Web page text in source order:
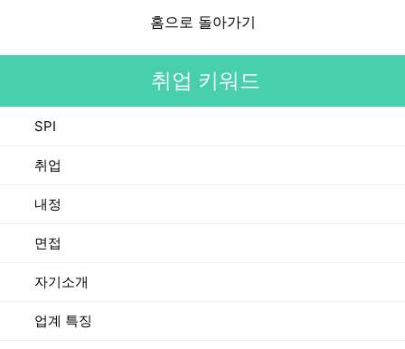
홈으로 돌아가기
취업 키워드
SPI
취업
내정
면접
자기소개
업계 특징